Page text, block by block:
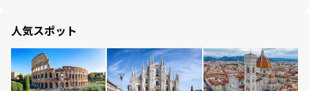
人気スポット